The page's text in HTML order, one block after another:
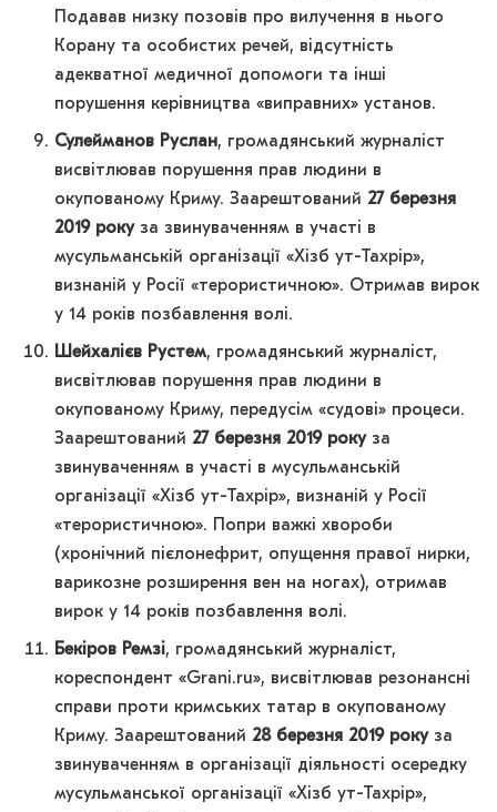
Подавав низку позовів про вилучення в нього
Корану та особистих речей, відсутність
адекватної медичної допомоги та інші
порушення керівництва «виправних» установ.
Сулейманов Руслан, громадянський журналіст
висвітлював порушення прав людини в
окупованому Криму. Заарештований27 березня
2019 рокуза звинуваченням в участі в
мусульманській організації «Хізб ут-Тахрір»,
визнаній у Росії «терористичною». Отримав вирок
у 14 років позбавлення волі.
Шейхалієв Рустем, громадянський журналіст,
висвітлював порушення прав людини в
окупованому Криму, передусім «судові» процеси.
Заарештований27 березня 2019 рокуза
звинуваченням в участі в мусульманській
організації «Хізб ут-Тахрір», визнаній у Росії
«терористичною». Попри важкі хвороби
(хронічний пієлонефрит, опущення правої нирки,
варикозне розширення вен на ногах), отримав
вирок у 14 років позбавлення волі.
Бекіров Ремзі, громадянський журналіст,
кореспондент «Grani.ru», висвітлював резонансні
справи проти кримських татар в окупованому
Криму. Заарештований28 березня 2019 рокуза
звинуваченням в організації діяльності осередку
мусульманської організації «Хізб ут-Тахрір»,